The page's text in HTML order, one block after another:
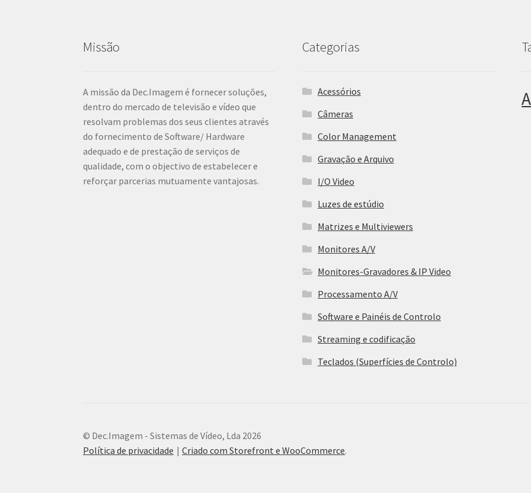
Missão
A missão da Dec.Imagem é fornecer soluções,
dentro do mercado de televisão e vídeo que
resolvam problemas dos seus clientes através
do fornecimento de Software/ Hardware
adequado e de prestação de serviços de
qualidade, com o objectivo de estabelecer e
reforçar parcerias mutuamente vantajosas.
Categorias
Acessórios
Câmeras
Color Management
Gravação e Arquivo
I/O Video
Luzes de estúdio
Matrizes e Multiviewers
Monitores A/V
Monitores-Gravadores & IP Video
Processamento A/V
Software e Painéis de Controlo
Streaming e codificação
Teclados (Superfícies de Controlo)
© Dec.Imagem - Sistemas de Vídeo, Lda 2026
Política de privacidade
Criado com Storefront e WooCommerce.